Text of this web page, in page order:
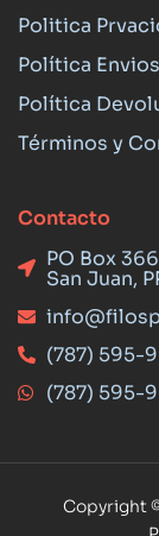
Politica
Política Envios
Política
Términos y
Contacto
PO Box
San Juan,
(787) 595-
(787) 595-
Copyright